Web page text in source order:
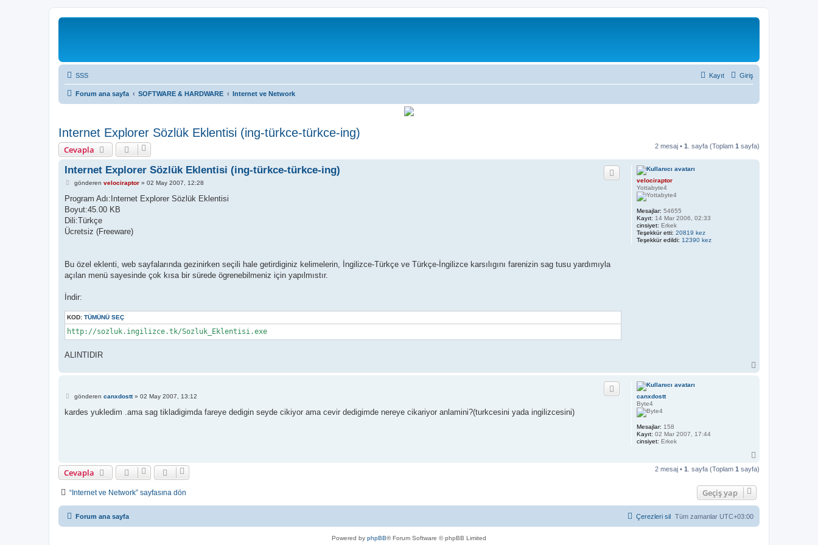
SSS Giriş
Kayıt
Forum ana sayfa SOFTWARE & HARDWARE Internet ve Network
Internet Explorer Sözlük Eklentisi (ing-türkce-türkce-ing)
Cevapla 2 mesaj • 1 . sayfa (Toplam 1 sayfa)
velociraptor
Yottabyte4
Mesajlar: 54655
Kayıt: 14 Mar 2006, 02:33
cinsiyet: Erkek
Teşekkür etti: 20819 kez
Teşekkür edildi: 12390 kez
Internet Explorer Sözlük Eklentisi (ing-türkce-türkce-ing)
M
s
j
gönderen velociraptor» 02 May 2007, 12:28
Program Adı:Internet Explorer Sözlük Eklentisi
Boyut:45.00 KB
Dili:Türkçe
Ücretsiz (Freeware)
Bu özel eklenti, web sayfalarında gezinirken seçili hale getirdiginiz kelimelerin, İngilizce-Türkçe ve Türkçe-İngilizce karsılıgını farenizin sag tusu yardımıyla
açılan menü sayesinde çok kısa bir sürede ögrenebilmeniz için yapılmıstır.
İndir:
KOD: TÜMÜNÜ SEÇ
http://sozluk.ingilizce.tk/Sozluk_Eklentisi.exe
ALINTIDIR
canxdostt
Byte4
Mesajlar: 158
Kayıt: 02 Mar 2007, 17:44
cinsiyet: Erkek
M
s
gönderen canxdostt» 02 May 2007, 13:12
kardes yukledim .ama sag tikladigimda fareye dedigin seyde cikiyor ama cevir dedigimde nereye cikariyor anlamini?(turkcesini yada ingilizcesini)
Cevapla 2 mesaj • 1 . sayfa (Toplam 1 sayfa)
“Internet ve Network” sayfasına dön Geçiş yap
Forum ana sayfa Tüm zamanlar UTC+03:00
Çerezleri sil
Powered by phpBB® Forum Software © phpBB Limited